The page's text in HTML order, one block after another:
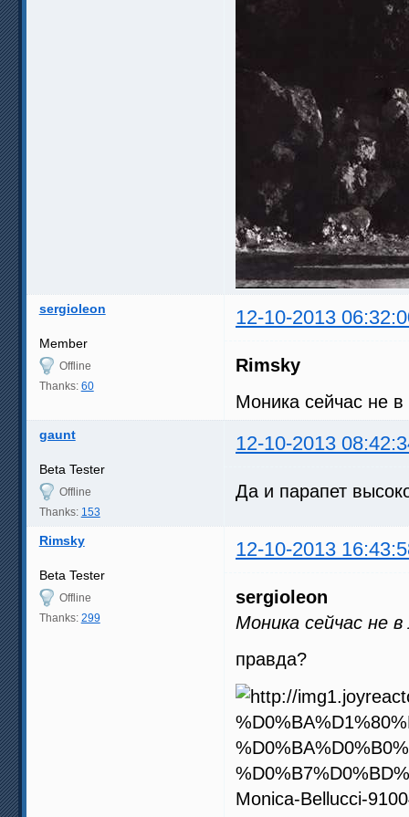
sergioleon 12-10-2013
Member
Offline
Thanks: 60
Rimsky
Моника сейчас не
gaunt 12-10-2013
Beta Tester
Offline
Thanks: 153
Да и парапет
Rimsky 12-10-2013
Beta Tester
Offline
Thanks: 299
sergioleon
Моника сейчас не
правда?